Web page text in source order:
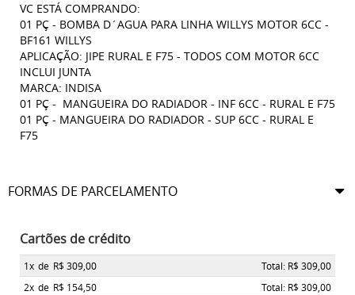
VC ESTÁ COMPRANDO:
01 PÇ - BOMBA D´AGUA PARA LINHA WILLYS MOTOR 6CC -
BF161 WILLYS
APLICAÇÃO: JIPE RURAL E F75 - TODOS COM MOTOR 6CC
INCLUI JUNTA
MARCA: INDISA
01 PÇ - MANGUEIRA DO RADIADOR - INF 6CC - RURAL E F75
01 PÇ - MANGUEIRA DO RADIADOR - SUP 6CC - RURAL E
F75
FORMAS DE PARCELAMENTO
Cartões de crédito
1x de R$ 309,00
Total: R$ 309,00
2x de R$ 154,50
Total: R$ 309,00